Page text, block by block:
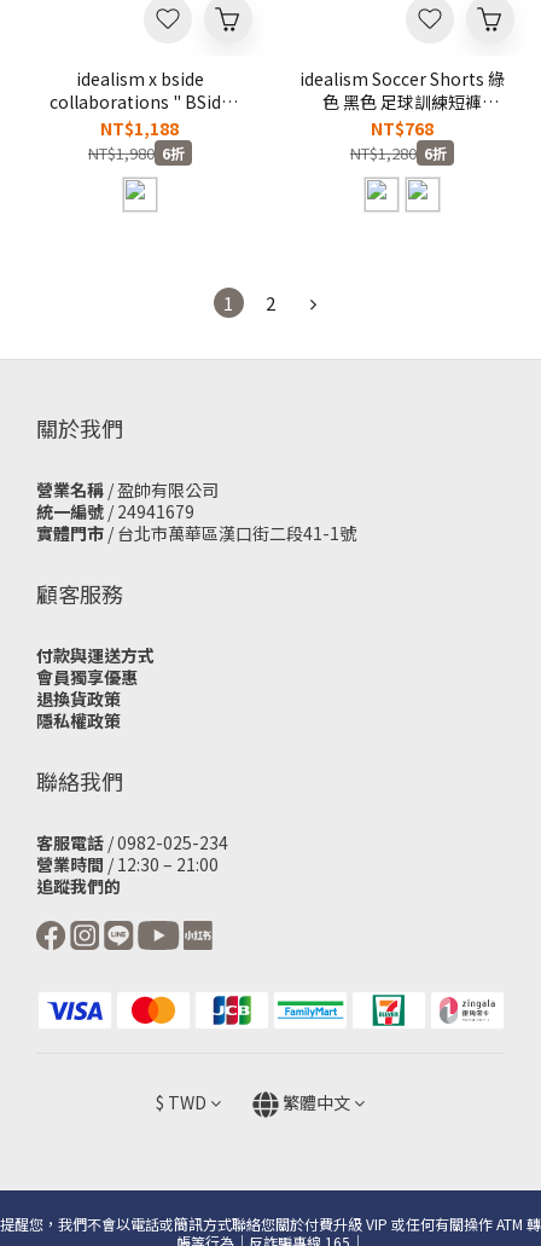
idealism x bside
collaborations " BSide
TEAM JEANS " 水洗黑色 單
寧長褲【ID24096-BK】
NT$1,188
NT$1,980 6折
idealism Soccer Shorts 綠
色 黑色 足球訓練短褲
【ID24002】
NT$768
NT$1,280 6折
1 2
關於我們
營業名稱 / 盈帥有限公司
統一編號 / 24941679
實體門市 / 台北市萬華區漢口街二段41-1號
顧客服務
付款與運送方式
會員獨享優惠
退換貨政策
隱私權政策
聯絡我們
客服電話 / 0982-025-234
營業時間 / 12:30 – 21:00
追蹤我們的
$ TWD 繁體中文
提醒您，我們不會以電話或簡訊方式聯絡您關於付費升級 VIP 或任何有關操作 ATM 轉